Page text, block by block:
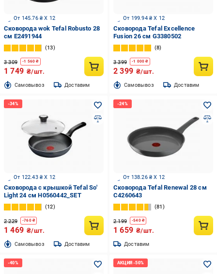
От 145.76 ₴ X 12
Сковорода wok Tefal Robusto 28
см E2491944
13
3 309 -1 560 ₴
1 749 ₴/шт.
Cамовывоз Доставим
От 199.94 ₴ X 12
Сковорода Tefal Excellence
Fusion 26 см G3380502
8
3 399 -1 000 ₴
2 399 ₴/шт.
Cамовывоз Доставим
От 122.43 ₴ X 12
Сковорода с крышкой Tefal So'
Light 24 см H0560442_SET
12
2 229 -760₴
1 469 ₴/шт.
Cамовывоз Доставим
От 138.26 ₴ X 12
Сковорода Tefal Renewal 28 см
C4260643
81
2 199 -540₴
1 659 ₴/шт.
Доставим